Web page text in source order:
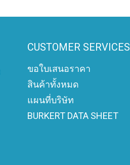
CUSTOMER SERVICES
ขอใบเสนอราคา
สินค้าทั้งหมด
แผนที่บริษัท
BURKERT DATA SHEET